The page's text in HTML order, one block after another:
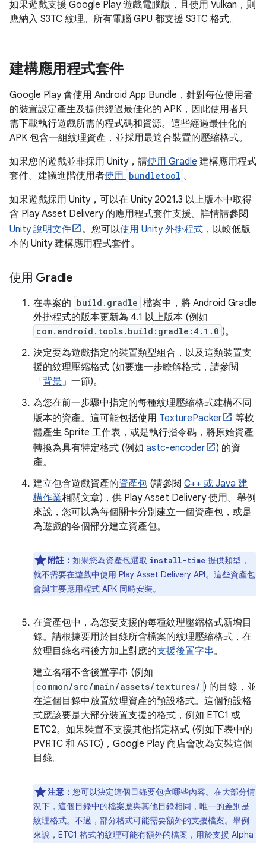
如果遊戲支援 Google Play 遊戲電腦版，且使用 Vulkan，則
應納入 S3TC 紋理。所有電腦 GPU 都支援 S3TC 格式。
建構應用程式套件
Google Play 會使用 Android App Bundle，針對每位使用者
的裝置設定產生及提供經過最佳化的 APK，因此使用者只
需下載執行遊戲所需的程式碼和資源。這些經過最佳化的
APK 包含一組紋理資產，並採用最適合裝置的壓縮格式。
如果您的遊戲並非採用 Unity，請使用 Gradle 建構應用程式
套件。建議進階使用者使用 bundletool 。
如果遊戲採用 Unity，可以在 Unity 2021.3 以上版本中取得
含 Play Asset Delivery 的應用程式套件支援。詳情請參閱
Unity 說明文件
。您可以使用 Unity 外掛程式 ，以較低版
本的 Unity 建構應用程式套件。
使用 Gradle
在專案的 build.gradle 檔案中，將 Android Gradle
外掛程式的版本更新為 4.1 以上版本 (例如
com.android.tools.build:gradle:4.1.0 )。
決定要為遊戲指定的裝置類型組合，以及這類裝置支
援的紋理壓縮格式 (如要進一步瞭解格式，請參閱
「 背景」一節)。
為您在前一步驟中指定的每種紋理壓縮格式建構不同
版本的資產。這可能包括使用 TexturePacker
等軟
體產生 Sprite 工作表，或是執行指令碼，將原始資產
轉換為具有特定格式 (例如 astc-encoder
) 的資
產。
建立包含遊戲資產的資產包 (請參閱 C++ 或 Java 建
構作業相關文章)，供 Play Asset Delivery 使用。舉例
來說，您可以為每個關卡分別建立一個資產包，或是
為遊戲的各個部分建立資產包。
附註： 如果您為資產包選取 install-time 提供類型，
就不需要在遊戲中使用 Play Asset Delivery API。這些資產包
會與主要應用程式 APK 同時安裝。
在資產包中，為您要支援的每種紋理壓縮格式新增目
錄。請根據要用於目錄所含檔案的紋理壓縮格式，在
紋理目錄名稱後方加上對應的支援後置字串。
建立名稱不含後置字串 (例如
common/src/main/assets/textures/ ) 的目錄，並
在這個目錄中放置紋理資產的預設格式。這個預設格
式應該要是大部分裝置支援的格式，例如 ETC1 或
ETC2。如果裝置不支援其他指定格式 (例如下表中的
PVRTC 和 ASTC)，Google Play 商店會改為安裝這個
目錄。
注意： 您可以決定這個目錄要包含哪些內容。在大部分情
況下，這個目錄中的檔案應與其他目錄相同，唯一的差別是
紋理格式。不過，部分格式可能需要額外的支援檔案。舉例
來說，ETC1 格式的紋理可能有額外的檔案，用於支援 Alpha